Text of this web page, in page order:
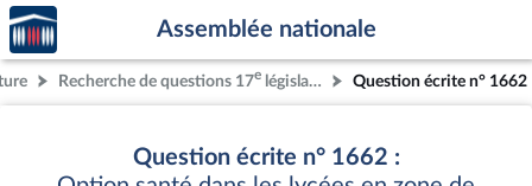
Aller au contenu
Aller en bas de la page
Accèder
à la
page
d'accueil
Assemblée nationale
Recherche de questions 17e législature Question écrite n° 1662
Question écrite n° 1662 :